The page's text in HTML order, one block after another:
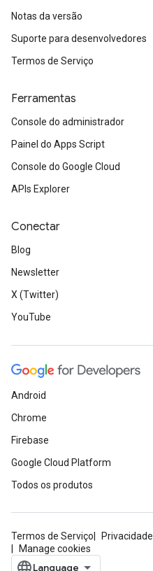
Notas da versão
Suporte para desenvolvedores
Termos de Serviço
Ferramentas
Console do administrador
Painel do Apps Script
Console do Google Cloud
APIs Explorer
Conectar
Blog
Newsletter
X (Twitter)
YouTube
Android
Chrome
Firebase
Google Cloud Platform
Todos os produtos
Termos de Serviço Privacidade
Manage cookies